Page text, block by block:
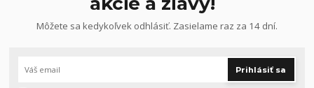
Môžete sa kedykoľvek odhlásiť. Zasielame raz za 14 dní.
Prihlásiť sa